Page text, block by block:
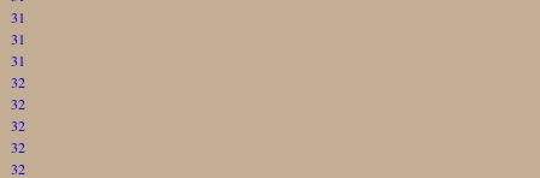
31
31
31
32
32
32
32
32